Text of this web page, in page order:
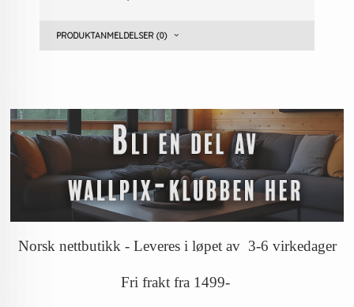
PRODUKTANMELDELSER (0)
Norsk nettbutikk - Leveres i løpet av 3-6 virkedager
Fri frakt fra 1499-